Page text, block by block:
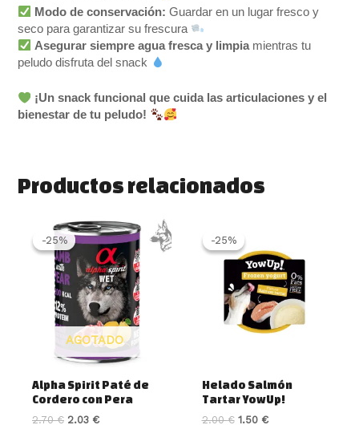
Modo de conservación: Guardar en un lugar fresco y
seco para garantizar su frescura
Asegurar siempre agua fresca y limpia mientras tu
peludo disfruta del snack
¡Un snack funcional que cuida las articulaciones y el
bienestar de tu peludo!
Productos relacionados
-25%
AGOTADO
-25%
Alpha Spirit Paté de
Cordero con Pera
2.70€
El
precio
original
era:
2.70 €.
2.03 €
El
precio
actual
es:
2.03 €.
-25%
-25%
Helado Salmón
Tartar YowUp!
2.00€
original
era:
2.00 €.
1.50 €
actual
es:
1.50 €.